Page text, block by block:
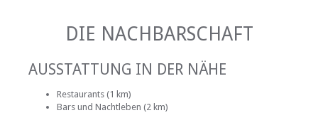
DIE NACHBARSCHAFT
AUSSTATTUNG IN DER NÄHE
Restaurants (1 km)
Bars und Nachtleben (2 km)